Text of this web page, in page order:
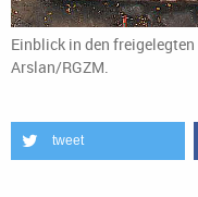
Einblick in den
Arslan/RGZM.
tweet